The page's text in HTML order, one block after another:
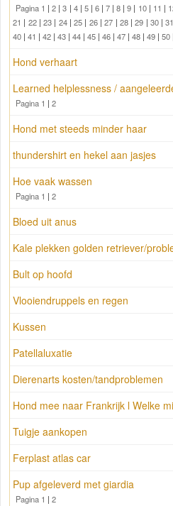
Pagina 1 |2 |3 | 4| 5| 6|7 |8 |9 | 10| 11 |
21 | 22|23 | 24|25 | 26|27 | 28|29 | 30|31
40 | 41 | 42 | 43 | 44 | 45 | 46 | 47 | 48 | 49 | 50
Hond verhaart
Learned helplessness /
Pagina 1 | 2
Hond met steeds minder haar
thundershirt en hekel aan jasjes
Hoe vaak wassen
Pagina 1 | 2
Bloed uit anus
Kale plekken golden retriever/
Bult op hoofd
Vlooiendruppels en regen
Kussen
Patellaluxatie
Dierenarts kosten/tandproblemen
Hond mee naar Frankrijk l Welke
Tuigje aankopen
Ferplast atlas car
Pup afgeleverd met giardia
Pagina 1 | 2